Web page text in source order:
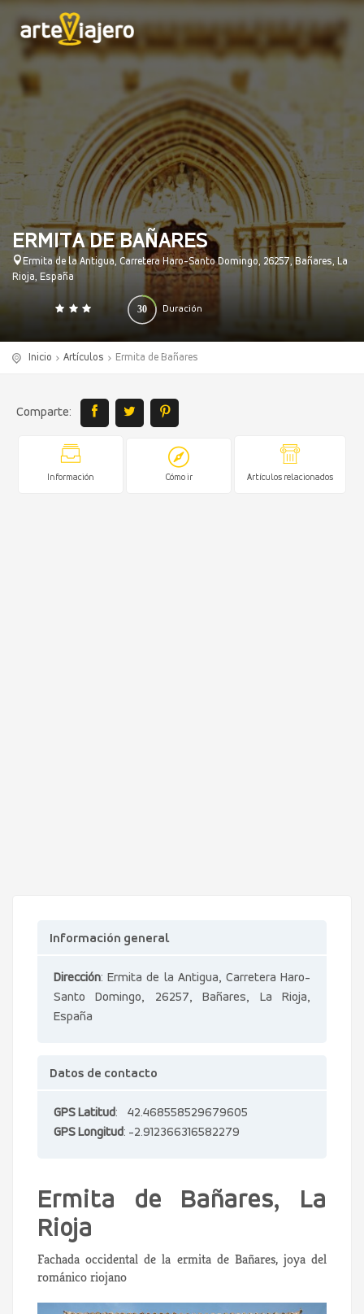
ERMITA DE BAÑARES
Ermita de la Antigua, Carretera Haro-Santo Domingo, 26257, Bañares, La
Rioja, España
Duración
30
0 140
Inicio Artículos Ermita de Bañares
Comparte:
Información Cómo ir Artículos relacionados
Información general
Dirección: Ermita de la Antigua, Carretera Haro-
Santo Domingo, 26257, Bañares, La Rioja,
España
Datos de contacto
GPS Latitud: 42.468558529679605
GPS Longitud: -2.912366316582279
Ermita de Bañares, La
Rioja
Fachada occidental de la ermita de Bañares, joya del
románico riojano